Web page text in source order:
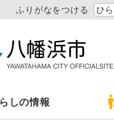
ふりがなをつける ひ
しの情報